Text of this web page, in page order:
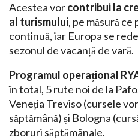
Acestea vorcontribui la
al turismului, pe măsură
continuă, iar Europa se
sezonul de vacanță de vară.
Programul operațional
în total, 5 rute noi de la
Veneția Treviso (cursele
săptămână) și Bologna
zboruri săptămânale.